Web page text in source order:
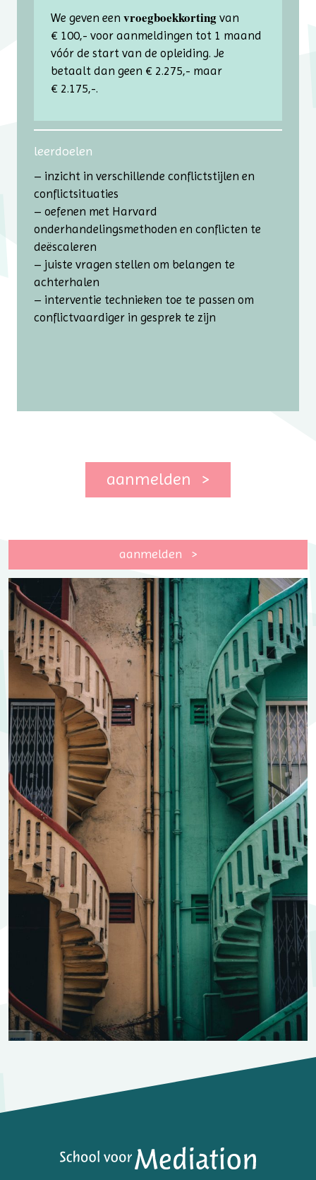
We geven een vroegboekkorting van
€ 100,- voor aanmeldingen tot 1 maand
vóór de start van de opleiding. Je
betaalt dan geen € 2.275,- maar
€ 2.175,-.
leerdoelen
– inzicht in verschillende conflictstijlen en
conflictsituaties
– oefenen met Harvard
onderhandelingsmethoden en conflicten te
deëscaleren
– juiste vragen stellen om belangen te
achterhalen
– interventie technieken toe te passen om
conflictvaardiger in gesprek te zijn
aanmelden
aanmelden